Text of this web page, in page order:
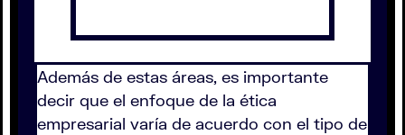
Además de estas áreas, es importante
decir que el enfoque de la ética
empresarial varía de acuerdo con el tipo de